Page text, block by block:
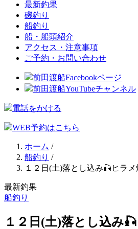
最新釣果
磯釣り
船釣り
船・船頭紹介
アクセス・注意事項
ご予約・お問い合わせ
前田渡船Facebookページ
前田渡船YouTubeチャンネル
電話をかける
WEB予約はこちら
ホーム /
船釣り /
１２日(土)落とし込み🎣ヒラメ
最新釣果
船釣り
１２日(土)落とし込み